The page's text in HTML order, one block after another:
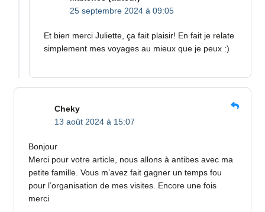
25 septembre 2024 à 09:05
Et bien merci Juliette, ça fait plaisir! En fait je relate
simplement mes voyages au mieux que je peux :)
Cheky
13 août 2024 à 15:07
Bonjour
Merci pour votre article, nous allons à antibes avec ma
petite famille. Vous m’avez fait gagner un temps fou
pour l’organisation de mes visites. Encore une fois
merci